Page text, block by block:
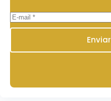
Enviar